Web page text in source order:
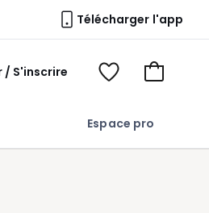
Télécharger l'app
Espace pro
/ S'inscrire
Voir
Voir